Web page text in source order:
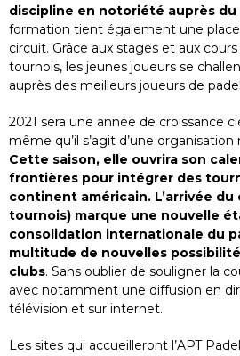
discipline en notoriété auprès du
formation tient également une
circuit. Grâce aux stages et aux
tournois, les jeunes joueurs se
auprès des meilleurs joueurs de
2021 sera une année de croissance
même qu’il s’agit d’une
Cette saison, elle ouvrira son
frontières pour intégrer des
continent américain. L’arrivée
tournois) marque une nouvelle
consolidation internationale du
multitude de nouvelles
clubs. Sans oublier de souligner la
avec notamment une diffusion en
télévision et sur internet.
Les sites qui accueilleront l’APT